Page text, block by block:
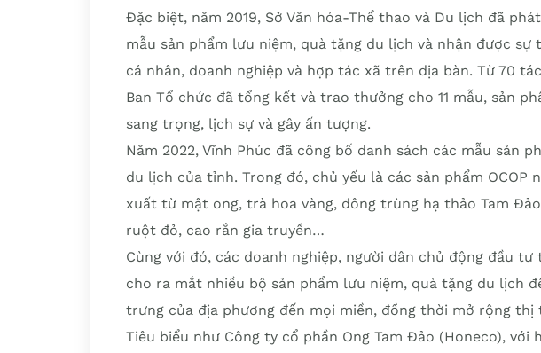
Đặc biệt, năm 2019, Sở Văn hóa-Thể thao và Du lịch đã
mẫu sản phẩm lưu niệm, quà tặng du lịch và nhận được sự
cá nhân, doanh nghiệp và hợp tác xã trên địa bàn. Từ 70
Ban Tổ chức đã tổng kết và trao thưởng cho 11 mẫu, sản
sang trọng, lịch sự và gây ấn tượng.
Năm 2022, Vĩnh Phúc đã công bố danh sách các mẫu sản
du lịch của tỉnh. Trong đó, chủ yếu là các sản phẩm OCOP
xuất từ mật ong, trà hoa vàng, đông trùng hạ thảo Tam
ruột đỏ, cao rắn gia truyền…
Cùng với đó, các doanh nghiệp, người dân chủ động đầu
cho ra mắt nhiều bộ sản phẩm lưu niệm, quà tặng du lịch
trưng của địa phương đến mọi miền, đồng thời mở rộng
Tiêu biểu như Công ty cổ phần Ong Tam Đảo (Honeco), với